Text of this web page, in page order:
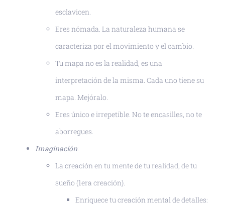
esclavicen.
Eres nómada. La naturaleza humana se
caracteriza por el movimiento y el cambio.
Tu mapa no es la realidad, es una
interpretación de la misma. Cada uno tiene su
mapa. Mejóralo.
Eres único e irrepetible. No te encasilles, no te
aborregues.
Imaginación:
La creación en tu mente de tu realidad, de tu
sueño (1era creación).
Enriquece tu creación mental de detalles: